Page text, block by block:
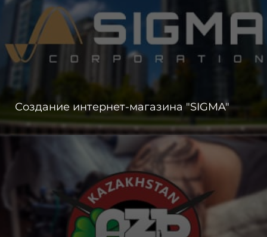
Создание интернет-магазина "SIGMA"